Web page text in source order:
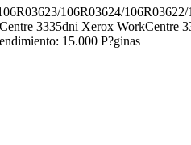
106R03624/106R03622/
3335dni Xerox
15.000 P?ginas